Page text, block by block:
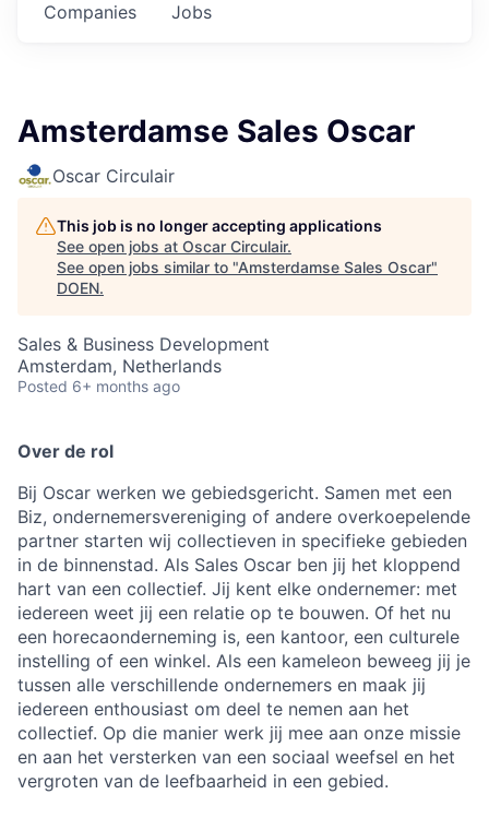
Jobs
Companies
Amsterdamse Sales Oscar
Oscar Circulair
This job is no longer accepting applications
See open jobs at Oscar Circulair.
See open jobs similar to "Amsterdamse Sales Oscar"
DOEN.
Sales & Business Development
Amsterdam, Netherlands
Posted 6+ months ago
Over de rol
Bij Oscar werken we gebiedsgericht. Samen met een
Biz, ondernemersvereniging of andere overkoepelende
partner starten wij collectieven in specifieke gebieden
in de binnenstad. Als Sales Oscar ben jij het kloppend
hart van een collectief. Jij kent elke ondernemer: met
iedereen weet jij een relatie op te bouwen. Of het nu
een horecaonderneming is, een kantoor, een culturele
instelling of een winkel. Als een kameleon beweeg jij je
tussen alle verschillende ondernemers en maak jij
iedereen enthousiast om deel te nemen aan het
collectief. Op die manier werk jij mee aan onze missie
en aan het versterken van een sociaal weefsel en het
vergroten van de leefbaarheid in een gebied.